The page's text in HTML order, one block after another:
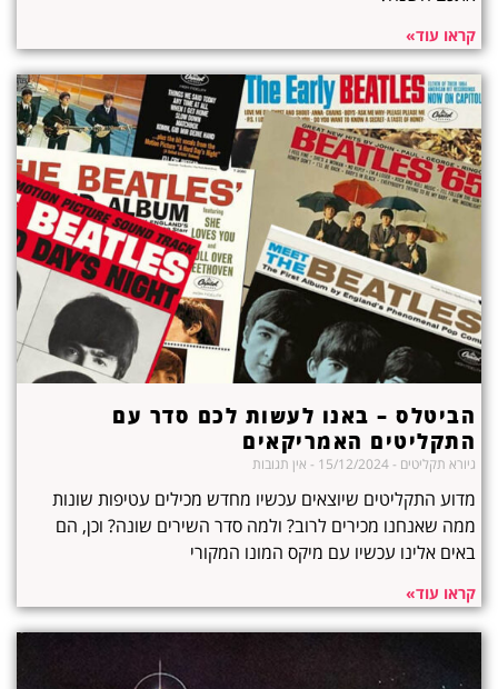
קראו עוד»
הביטלס – באנו לעשות לכם סדר עם
התקליטים האמריקאים
גיורא תקליטים אין תגובות
מדוע התקליטים שיוצאים עכשיו מחדש מכילים עטיפות שונות
ממה שאנחנו מכירים לרוב? ולמה סדר השירים שונה? וכן, הם
באים אלינו עכשיו עם מיקס המונו המקורי
קראו עוד»